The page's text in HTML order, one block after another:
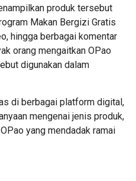
produk tersebut
Makan Bergizi Gratis
hingga berbagai komentar
orang mengaitkan OPao
digunakan dalam
di berbagai platform digital,
mengenai jenis produk,
yang mendadak ramai